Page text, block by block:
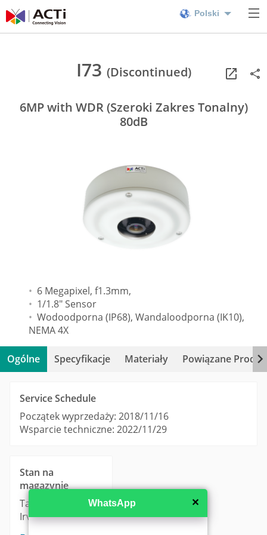
Polski
I73 (Discontinued)
6MP with WDR (Szeroki Zakres Tonalny)
80dB
6 Megapixel, f1.3mm,
1/1.8" Sensor
Wodoodporna (IP68), Wandaloodporna (IK10),
NEMA 4X
Ogólne Specyfikacje Materiały Powiązane
Service Schedule
Początek wyprzedaży: 2018/11/16
Wsparcie techniczne: 2022/11/29
Stan na
magazynie
Taipei: 0
Irvine: 0
✕
WhatsApp